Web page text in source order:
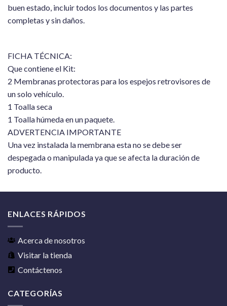
buen estado, incluir todos los documentos y las partes
completas y sin daños.
FICHA TÉCNICA:
Que contiene el Kit:
2 Membranas protectoras para los espejos retrovisores de
un solo vehículo.
1 Toalla seca
1 Toalla húmeda en un paquete.
ADVERTENCIA IMPORTANTE
Una vez instalada la membrana esta no se debe ser
despegada o manipulada ya que se afecta la duración de
producto.
ENLACES RÁPIDOS
Acerca de nosotros
Visitar la tienda
Contáctenos
CATEGORÍAS